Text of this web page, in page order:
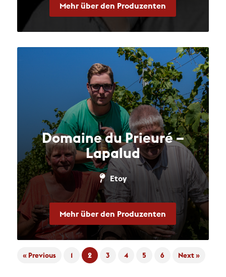
Mehr über den Produzenten
Domaine du Prieuré –
Lapalud
Etoy
Mehr über den Produzenten
« Previous 1 2 3 4 5 6 Next »